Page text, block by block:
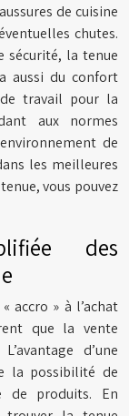
de cuisine
chutes.
sécurité, la tenue
aussi du confort
travail pour la
aux normes
de
les meilleures
vous pouvez
des
accro » à l’achat
que la vente
d’une
la possibilité de
de produits. En